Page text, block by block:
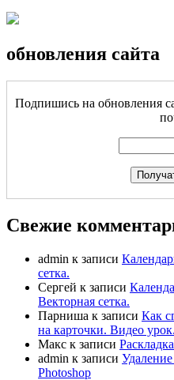
обновления сайта
Подпишись на обновления
Свежие
admin к записи
сетка.
Сергей к записи
Векторная сетка.
Парниша к записи Как
на карточки. Видео урок.
Макс к записи
admin к записи
Photoshop